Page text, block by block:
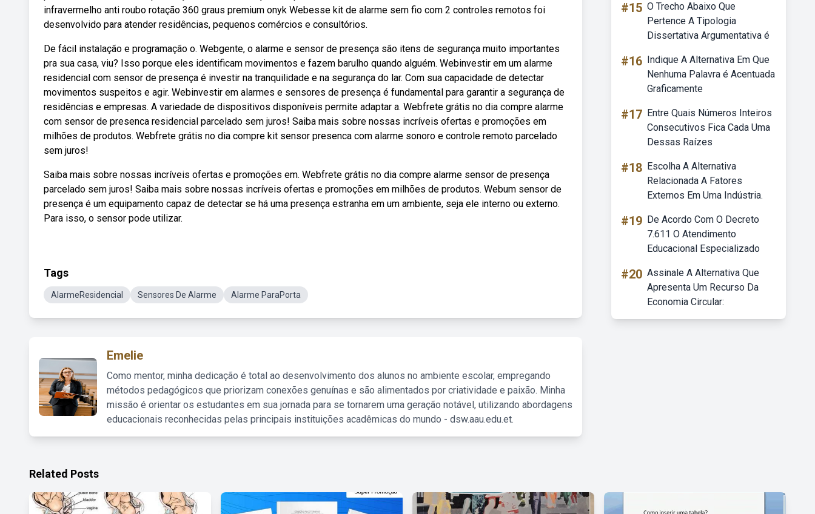
infravermelho anti roubo rotação 360 graus premium onyk Webesse kit de alarme sem fio com 2 controles remotos foi
desenvolvido para atender residências, pequenos comércios e consultórios.
De fácil instalação e programação o. Webgente, o alarme e sensor de presença são itens de segurança muito importantes
pra sua casa, viu? Isso porque eles identificam movimentos e fazem barulho quando alguém. Webinvestir em um alarme
residencial com sensor de presença é investir na tranquilidade e na segurança do lar. Com sua capacidade de detectar
movimentos suspeitos e agir. Webinvestir em alarmes e sensores de presença é fundamental para garantir a segurança de
residências e empresas. A variedade de dispositivos disponíveis permite adaptar a. Webfrete grátis no dia compre alarme
com sensor de presenca residencial parcelado sem juros! Saiba mais sobre nossas incríveis ofertas e promoções em
milhões de produtos. Webfrete grátis no dia compre kit sensor presenca com alarme sonoro e controle remoto parcelado
sem juros!
Saiba mais sobre nossas incríveis ofertas e promoções em. Webfrete grátis no dia compre alarme sensor de presença
parcelado sem juros! Saiba mais sobre nossas incríveis ofertas e promoções em milhões de produtos. Webum sensor de
presença é um equipamento capaz de detectar se há uma presença estranha em um ambiente, seja ele interno ou externo.
Para isso, o sensor pode utilizar.
Tags
AlarmeResidencial Sensores De Alarme Alarme ParaPorta
Emelie
Como mentor, minha dedicação é total ao desenvolvimento dos alunos no ambiente escolar, empregando
métodos pedagógicos que priorizam conexões genuínas e são alimentados por criatividade e paixão. Minha
missão é orientar os estudantes em sua jornada para se tornarem uma geração notável, utilizando abordagens
educacionais reconhecidas pelas principais instituições acadêmicas do mundo - dsw.aau.edu.et.
#15 O Trecho Abaixo Que
Pertence A Tipologia
Dissertativa Argumentativa é
#16 Indique A Alternativa Em Que
Nenhuma Palavra é Acentuada
Graficamente
#17 Entre Quais Números Inteiros
Consecutivos Fica Cada Uma
Dessas Raízes
#18 Escolha A Alternativa
Relacionada A Fatores
Externos Em Uma Indústria.
#19 De Acordo Com O Decreto
7.611 O Atendimento
Educacional Especializado
#20 Assinale A Alternativa Que
Apresenta Um Recurso Da
Economia Circular:
Related Posts